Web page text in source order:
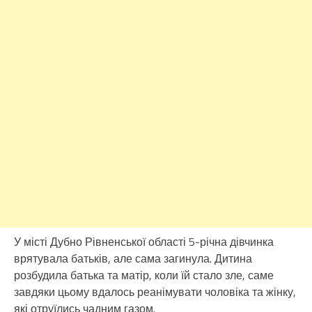
У місті Дубно Рівненської області 5-річна дівчинка
врятувала батьків, але сама загинула. Дитина
розбудила батька та матір, коли їй стало зле, саме
завдяки цьому вдалось реанімувати чоловіка та жінку,